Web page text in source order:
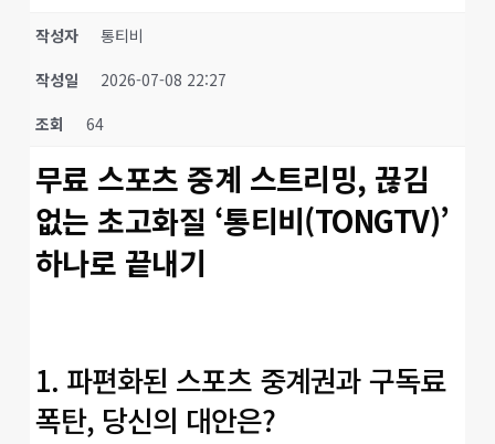
작성자
통티비
작성일
2026-07-08 22:27
조회
64
무료 스포츠 중계 스트리밍, 끊김
없는 초고화질 ‘통티비(TONGTV)’
하나로 끝내기
1. 파편화된 스포츠 중계권과 구독료
폭탄, 당신의 대안은?